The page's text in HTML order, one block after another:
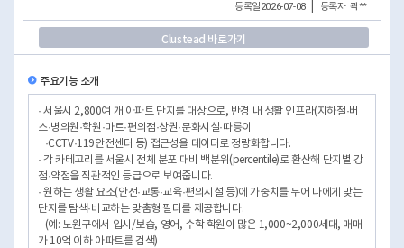
등록일2026-07-08 등록자 곽**
Clustead 바로가기
주요기능 소개
· 서울시 2,800여 개 아파트 단지를 대상으로, 반경 내 생활 인프라(지하철·버
스·병의원·학원·마트·편의점·상권·문화시설·따릉이
·CCTV·119안전센터 등) 접근성을 데이터로 정량화합니다.
· 각 카테고리를 서울시 전체 분포 대비 백분위(percentile)로 환산해 단지별 강
점·약점을 직관적인 등급으로 보여줍니다.
· 원하는 생활 요소(안전·교통·교육·편의시설 등)에 가중치를 두어 나에게 맞는
단지를 탐색·비교하는 맞춤형 필터를 제공합니다.
(예: 노원구에서 입시/보습, 영어, 수학 학원이 많은 1,000~2,000세대, 매매
가 10억 이하 아파트를 검색)